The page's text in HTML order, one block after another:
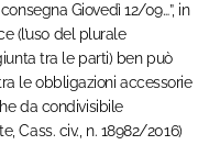
Giovedì 12/09…”, in
(l’uso del plurale
tra le parti) ben può
le obbligazioni accessorie
da condivisibile
Cass. civ., n. 18982/2016)